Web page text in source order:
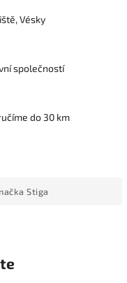
Vésky
společností
do 30 km
Stiga